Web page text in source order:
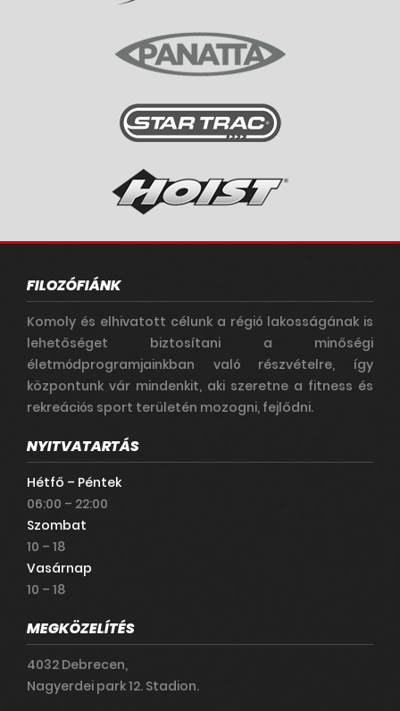
FILOZÓFIÁNK
Komoly és elhivatott célunk a régió lakosságának is
lehetőséget biztosítani a minőségi
életmódprogramjainkban való részvételre, így
központunk vár mindenkit, aki szeretne a fitness és
rekreációs sport területén mozogni, fejlődni.
NYITVATARTÁS
Hétfő – Péntek
06:00 – 22:00
Szombat
10 – 18
Vasárnap
10 – 18
MEGKÖZELÍTÉS
4032 Debrecen,
Nagyerdei park 12. Stadion.